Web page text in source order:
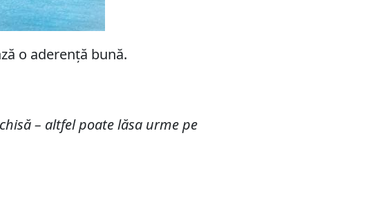
o aderență bună.
– altfel poate lăsa urme pe